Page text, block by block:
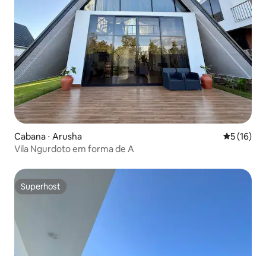
Cabana ⋅ Arusha 5 de uma
5 (16)
Vila Ngurdoto em forma de A
Superhost
Superhost